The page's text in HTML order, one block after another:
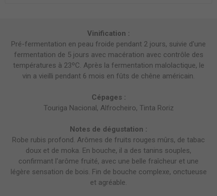
Vinification :
Pré-fermentation en peau froide pendant 2 jours, suivie d'une
fermentation de 5 jours avec macération avec contrôle des
températures à 23ºC. Après la fermentation malolactique, le
vin a vieilli pendant 6 mois en fûts de chêne américain.
Cépages :
Touriga Nacional, Alfrocheiro, Tinta Roriz
Notes de dégustation :
Robe rubis profond. Arômes de fruits rouges mûrs, de tabac
doux et de moka. En bouche, il a des tanins souples,
confirmant l'arôme fruité, avec une belle fraîcheur et une
légère sensation de bois. Fin de bouche complexe, onctueuse
et agréable.